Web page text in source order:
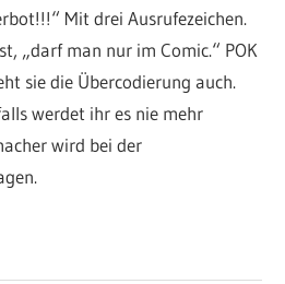
Mit drei Ausrufezeichen.
„darf man nur im Comic.“ POK
sie die Übercodierung auch.
werdet ihr es nie mehr
wird bei der